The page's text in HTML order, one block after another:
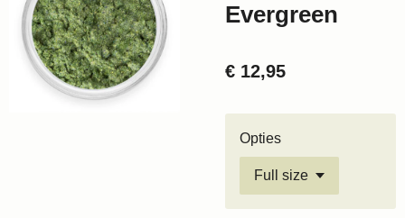
Evergreen
€ 12,95
Opties